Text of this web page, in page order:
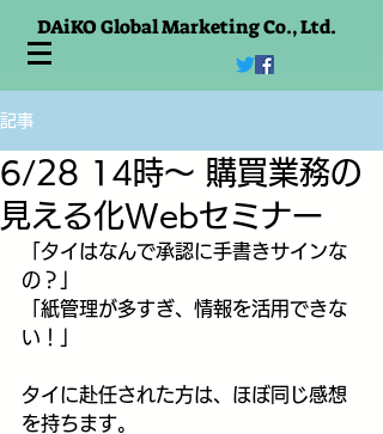
DAiKO Global Marketing Co., Ltd.
記事
6/28 14時～ 購買業務の
見える化Webセミナー
「タイはなんで承認に手書きサインな
の？」
「紙管理が多すぎ、情報を活用できな
い！」
タイに赴任された方は、ほぼ同じ感想
を持ちます。